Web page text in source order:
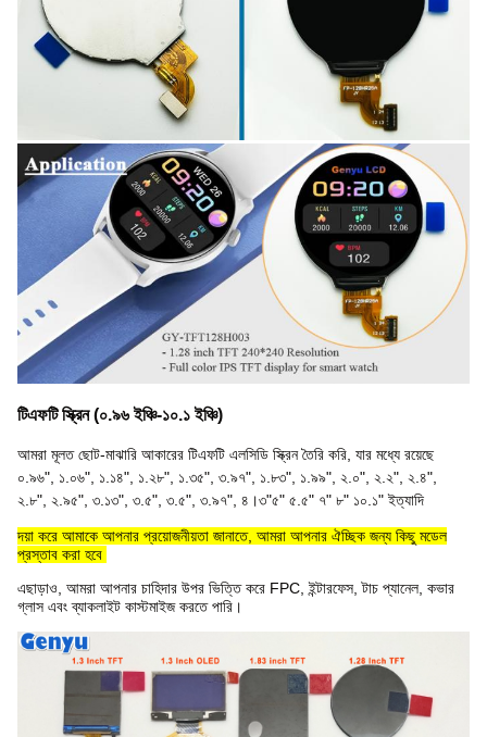
টিএফটি স্ক্রিন (০.৯৬ ইঞ্চি-১০.১ ইঞ্চি)
আমরা মূলত ছোট-মাঝারি আকারের টিএফটি এলসিডি স্ক্রিন তৈরি করি, যার মধ্যে রয়েছে
০.৯৬", ১.০৬", ১.১৪", ১.২৮", ১.৩৫", ৩.৯৭", ১.৮৩", ১.৯৯", ২.০", ২.২", ২.৪",
২.৮", ২.৯৫", ৩.১৩", ৩.৫", ৩.৫", ৩.৯৭", ৪।৩"৫" ৫.৫" ৭" ৮" ১০.১" ইত্যাদি
দয়া করে আমাকে আপনার প্রয়োজনীয়তা জানাতে, আমরা আপনার ঐচ্ছিক জন্য কিছু মডেল
প্রস্তাব করা হবে
এছাড়াও, আমরা আপনার চাহিদার উপর ভিত্তি করে FPC, ইন্টারফেস, টাচ প্যানেল, কভার
গ্লাস এবং ব্যাকলাইট কাস্টমাইজ করতে পারি।